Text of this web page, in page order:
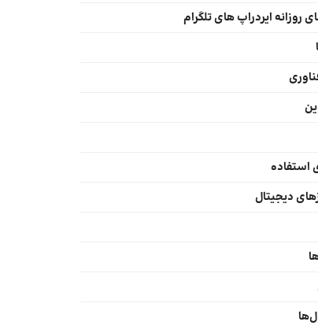
روزانه ایردراپ های تلگرام
استفاده
دیجیتال